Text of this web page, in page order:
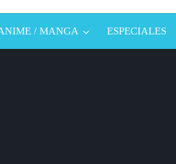
/ MANGA ESPECIALES